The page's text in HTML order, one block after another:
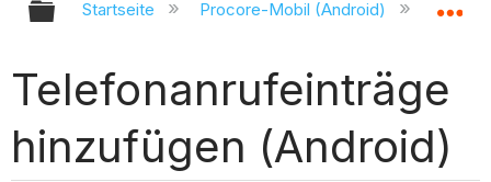
Globale Hierarchie auf- und
Startseite Procore-Mobil (Android)
Telefonanrufeinträge
hinzufügen (Android)